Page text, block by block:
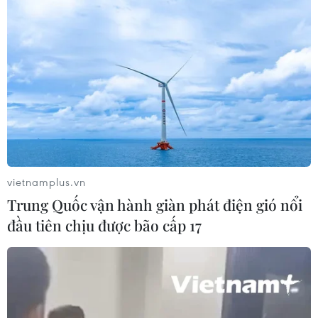
Tổng thống Nga thay đổi vị
trí các chỉ huy tại mặt trận Ukraine
05/08/2026 15:26
Đâm dao ở trung tâm London, một
nữ nghi phạm bị bắt giữ
Nhiều chuyến bay tại Đức chuyển
hướng do vật thể bay gần đường
băng
vietnamplus.vn
Trung Quốc vận hành giàn phát điện gió nổi
đầu tiên chịu được bão cấp 17